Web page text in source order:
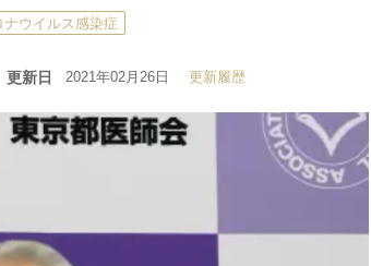
ナウイルス感染症
更新日 2021年02月26日 更新履歴